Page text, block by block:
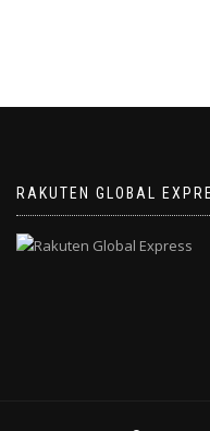
RAKUTEN GLOBAL